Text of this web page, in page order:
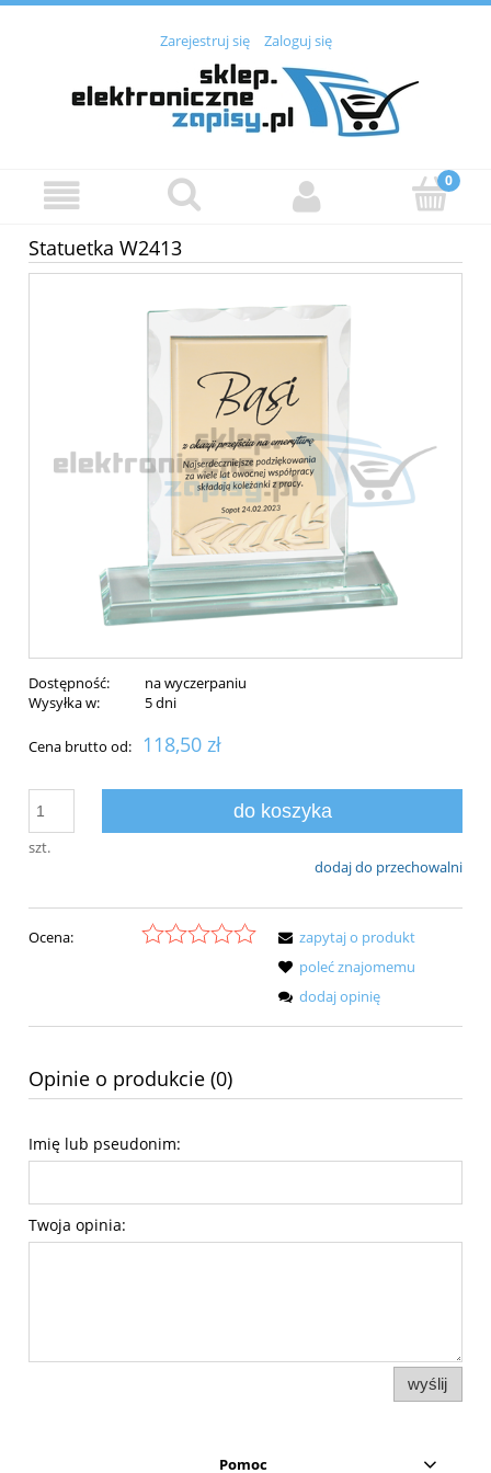
Zarejestruj się Zaloguj się
Statuetka W2413
Dostępność:
na wyczerpaniu
Wysyłka w:
5 dni
Cena brutto od: 118,50 zł
szt.
do koszyka
dodaj do przechowalni
Ocena:
zapytaj o produkt
poleć znajomemu
dodaj opinię
Opinie o produkcie (0)
Imię lub pseudonim:
Twoja opinia:
wyślij
Pomoc